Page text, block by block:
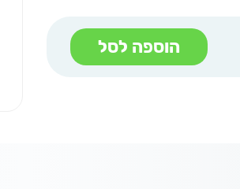
הוספה לסל